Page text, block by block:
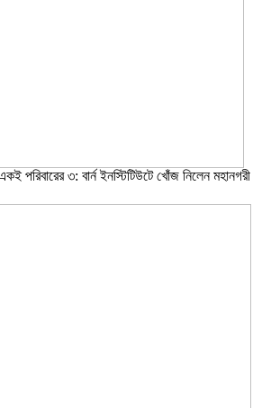
পরিবারের ৩: বার্ন ইনস্টিটিউটে খোঁজ নিলেন মহানগরী